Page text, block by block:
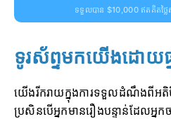
ទទួលបាន $10,000 ឥតគិតថ្លៃស
ទូរស័ព្ទមកយើងដោយ
យើងរីករាយក្នុងការទទួលដំណឹងពី
ប្រសិនបើអ្នកមានរឿងបន្ទាន់ដែលអ្